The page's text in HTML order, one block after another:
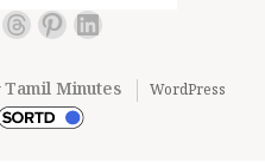
Threads
Pinterest
LinkedIn
Tamil Minutes
WordPress